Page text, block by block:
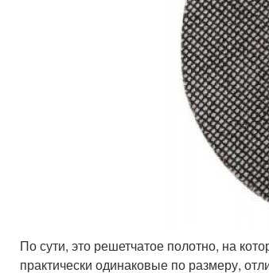
По сути, это решетчатое полотно, на
практически одинаковые по размеру,